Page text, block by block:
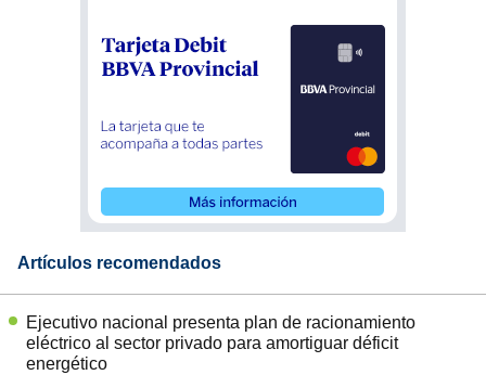
Artículos recomendados
Ejecutivo nacional presenta plan de racionamiento
eléctrico al sector privado para amortiguar déficit
energético